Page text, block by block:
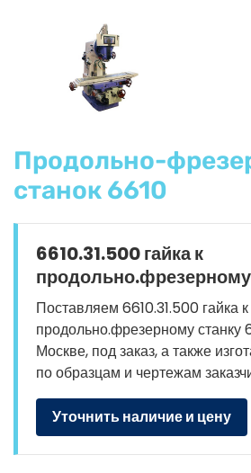
Продольно-
станок 6610
6610.31.500 гайка к
продольно.фрезерному
Поставляем 6610.31.500 гайка к
продольно.фрезерному станку
Москве, под заказ, а также
по образцам и чертежам
Уточнить наличие и цену